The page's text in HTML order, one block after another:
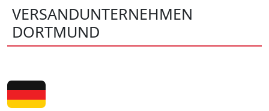
VERSANDUNTERNEHMEN
DORTMUND